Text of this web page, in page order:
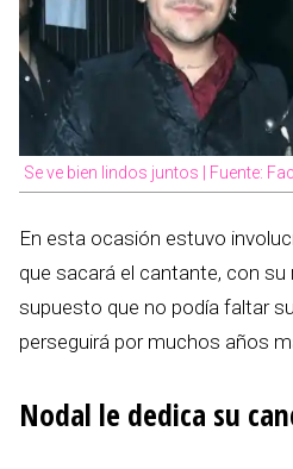
Se ve bien lindos juntos | Fuente:
En esta ocasión estuvo
que sacará el cantante, con su
supuesto que no podía faltar
perseguirá por muchos años
Nodal le dedica su